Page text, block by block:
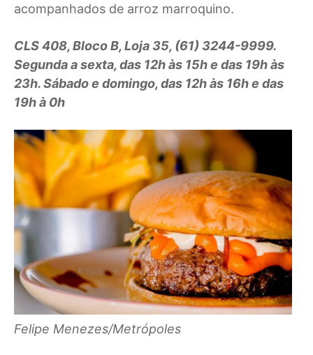
acompanhados de arroz marroquino.
CLS 408, Bloco B, Loja 35, (61) 3244-9999.
Segunda a sexta, das 12h às 15h e das 19h às
23h. Sábado e domingo, das 12h às 16h e das
19h à 0h
Felipe Menezes/Metrópoles